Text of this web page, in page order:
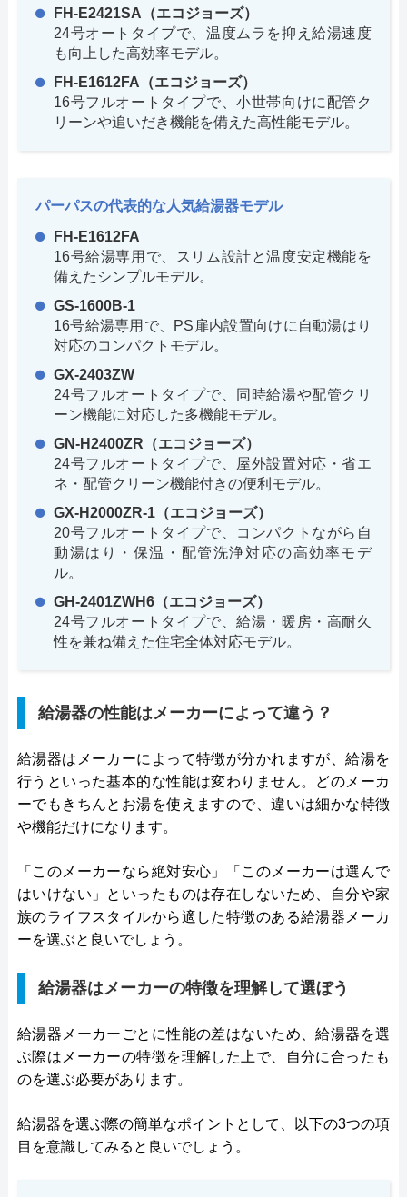
FH-E2421SA（エコジョーズ）
24号オートタイプで、温度ムラを抑え給湯速度
も向上した高効率モデル。
FH-E1612FA（エコジョーズ）
16号フルオートタイプで、小世帯向けに配管ク
リーンや追いだき機能を備えた高性能モデル。
パーパスの代表的な人気給湯器モデル
FH-E1612FA
16号給湯専用で、スリム設計と温度安定機能を
備えたシンプルモデル。
GS-1600B-1
16号給湯専用で、PS扉内設置向けに自動湯はり
対応のコンパクトモデル。
GX-2403ZW
24号フルオートタイプで、同時給湯や配管クリ
ーン機能に対応した多機能モデル。
GN-H2400ZR（エコジョーズ）
24号フルオートタイプで、屋外設置対応・省エ
ネ・配管クリーン機能付きの便利モデル。
GX-H2000ZR-1（エコジョーズ）
20号フルオートタイプで、コンパクトながら自
動湯はり・保温・配管洗浄対応の高効率モデ
ル。
GH-2401ZWH6（エコジョーズ）
24号フルオートタイプで、給湯・暖房・高耐久
性を兼ね備えた住宅全体対応モデル。
給湯器の性能はメーカーによって違う？
給湯器はメーカーによって特徴が分かれますが、給湯を
行うといった基本的な性能は変わりません。どのメーカ
ーでもきちんとお湯を使えますので、違いは細かな特徴
や機能だけになります。
「このメーカーなら絶対安心」「このメーカーは選んで
はいけない」といったものは存在しないため、自分や家
族のライフスタイルから適した特徴のある給湯器メーカ
ーを選ぶと良いでしょう。
給湯器はメーカーの特徴を理解して選ぼう
給湯器メーカーごとに性能の差はないため、給湯器を選
ぶ際はメーカーの特徴を理解した上で、自分に合ったも
のを選ぶ必要があります。
給湯器を選ぶ際の簡単なポイントとして、以下の3つの項
目を意識してみると良いでしょう。